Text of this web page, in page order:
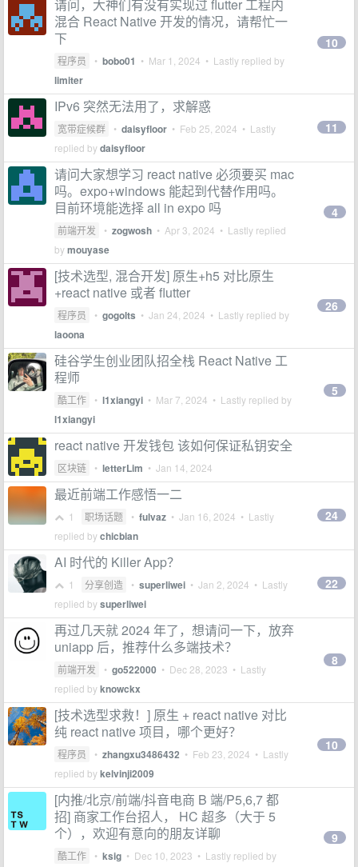
请问，大神们有没有实现过 flutter 工程内
混合 React Native 开发的情况，请帮忙一
下
程序员 • bobo01 • Mar 1, 2024 • Lastly replied by
limiter
10
IPv6 突然无法用了，求解惑
宽带症候群 • daisyfloor • Feb 25, 2024 • Lastly
replied bydaisyfloor
11
请问大家想学习 react native 必须要买 mac
吗。expo+windows 能起到代替作用吗。
目前环境能选择 all in expo 吗
前端开发 • zogwosh • Apr 3, 2024 • Lastly replied
bymouyase
4
[技术选型, 混合开发] 原生+h5 对比原生
+react native 或者 flutter
程序员 • gogolts • Jan 24, 2024 • Lastly replied by
laoona
26
硅谷学生创业团队招全栈 React Native 工
程师
酷工作 • l1xiangyi • Mar 7, 2024 • Lastly replied by
l1xiangyi
5
react native 开发钱包 该如何保证私钥安全
区块链 • letterLim • Jan 14, 2024
最近前端工作感悟一二
1 职场话题 • fulvaz • Jan 16, 2024 • Lastly
replied bychicbian
24
AI 时代的 Killer App？
1 分享创造 • superliwei • Jan 2, 2024 • Lastly
replied bysuperliwei
22
再过几天就 2024 年了，想请问一下，放弃
uniapp 后，推荐什么多端技术？
前端开发 • go522000 • Dec 28, 2023 • Lastly
replied byknowckx
8
[技术选型求救！] 原生 + react native 对比
纯 react native 项目，哪个更好？
程序员 • zhangxu3486432 • Feb 23, 2024 • Lastly
replied bykelvinji2009
10
[内推/北京/前端/抖音电商 B 端/P5,6,7 都
招] 商家工作台招人， HC 超多（大于 5
个），欢迎有意向的朋友详聊
酷工作 • ksig • Dec 10, 2023 • Lastly replied by
9